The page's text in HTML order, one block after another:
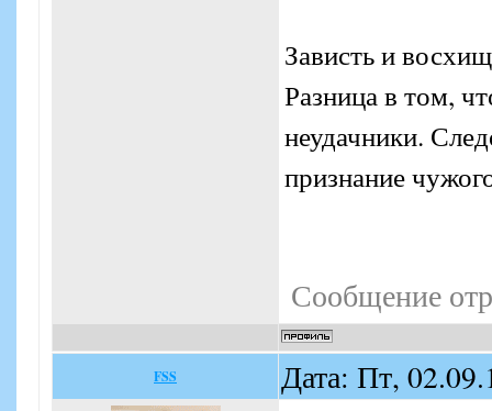
Зависть и
Разница в том,
неудачники.
признание
Сообщение
FSS Дата: Пт,